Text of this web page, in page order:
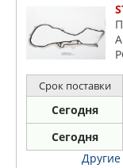
Срок поставки
Сегодня
Сегодня